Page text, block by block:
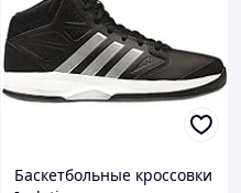
Баскетбольные кроссовки